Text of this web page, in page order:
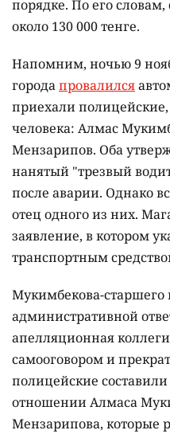
порядке. По его
около 130 000 тенге.
Напомним, ночью 9
городапровалился
приехали
человека: Алмас
Мензарипов. Оба
нанятый "трезвый
после аварии. Однако
отец одного из них.
заявление, в котором
транспортным
Мукимбекова-старшего
административной
апелляционная
самооговором и
полицейские
отношении Алмаса
Мензарипова, которые